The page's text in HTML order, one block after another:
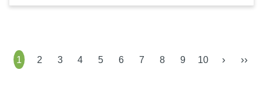
1 2 3 4 5 6 7 8 9 10 › ››